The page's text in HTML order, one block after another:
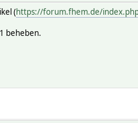
(https://forum.fhem.de/
beheben.